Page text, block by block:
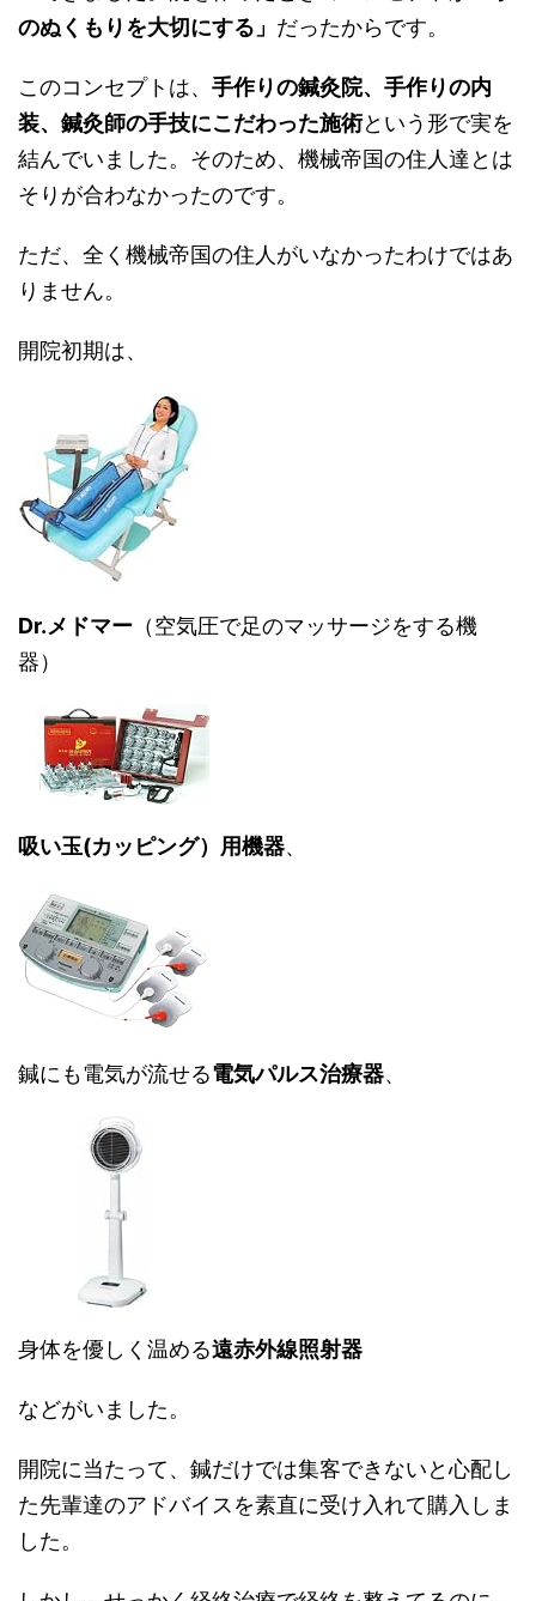
のぬくもりを大切にする」 だったからです。
このコンセプトは、 手作りの鍼灸院、手作りの内
装、鍼灸師の手技にこだわった施術という形で実を
結んでいました。そのため、機械帝国の住人達とは
そりが合わなかったのです。
ただ、全く機械帝国の住人がいなかったわけではあ
りません。
開院初期は、
Dr.メドマー （空気圧で足のマッサージをする機
器）
吸い玉(カッピング）用機器、
鍼にも電気が流せる電気パルス治療器、
身体を優しく温める遠赤外線照射器
などがいました。
開院に当たって、鍼だけでは集客できないと心配し
た先輩達のアドバイスを素直に受け入れて購入しま
した。